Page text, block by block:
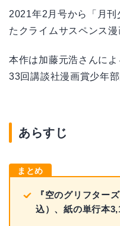
2021年2月号から「月
たクライムサスペンス漫
本作は加藤元浩さんに
33回講談社漫画賞少年
あらすじ
まとめ
『空のグリフター
込）、紙の単行本